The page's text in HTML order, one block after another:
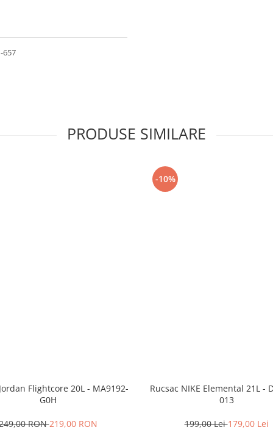
657
PRODUSE SIMILARE
Flightcore 20L - MA9192-
G0H
RON219,00 RON
-10%
Rucsac NIKE Elemental 21L -
013
199,00 Lei179,00 Lei